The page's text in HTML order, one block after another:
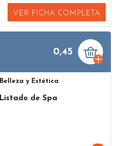
VER FICHA COMPLETA
0,45
Belleza y Estética
Listado de Spa